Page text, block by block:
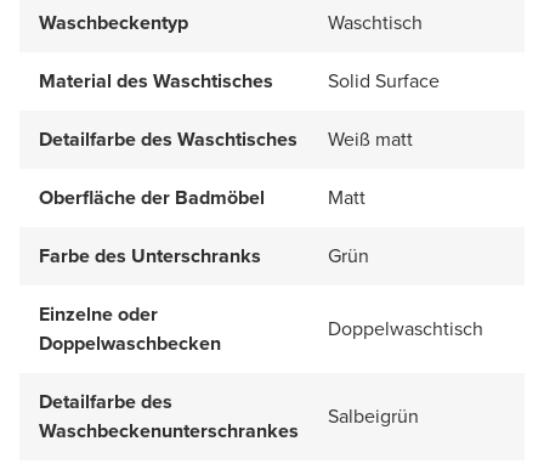
Waschbeckentyp Waschtisch
Material des Waschtisches Solid Surface
Detailfarbe des Waschtisches Weiß matt
Oberfläche der Badmöbel Matt
Farbe des Unterschranks Grün
Einzelne oder
Doppelwaschbecken
Doppelwaschtisch
Detailfarbe des
Waschbeckenunterschrankes
Salbeigrün